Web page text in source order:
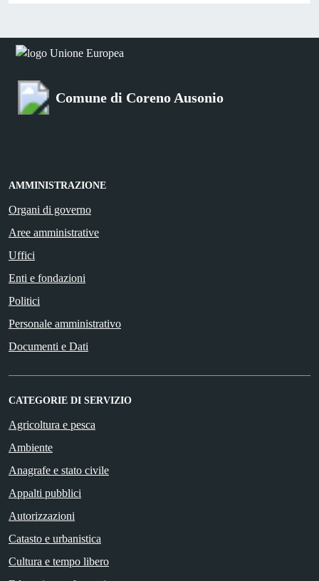
Comune di Coreno Ausonio
AMMINISTRAZIONE
Organi di governo
Aree amministrative
Uffici
Enti e fondazioni
Politici
Personale amministrativo
Documenti e Dati
CATEGORIE DI SERVIZIO
Agricoltura e pesca
Ambiente
Anagrafe e stato civile
Appalti pubblici
Autorizzazioni
Catasto e urbanistica
Cultura e tempo libero